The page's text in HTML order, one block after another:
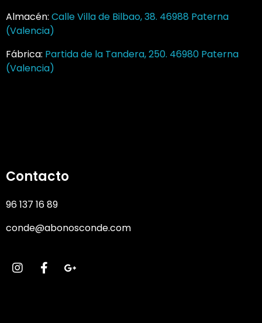
Almacén: Calle Villa de Bilbao, 38. 46988 Paterna
(Valencia)
Fábrica: Partida de la Tandera, 250. 46980 Paterna
(Valencia)
Contacto
96 137 16 89
conde@abonosconde.com